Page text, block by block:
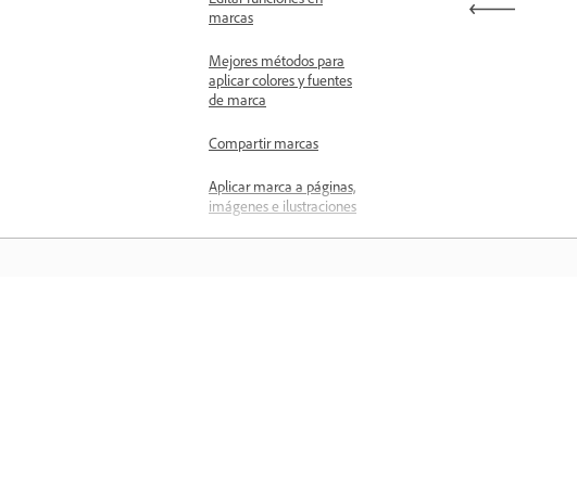
marcas
Mejores métodos para
aplicar colores y fuentes
de marca
Compartir marcas
Aplicar marca a páginas,
imágenes e ilustraciones